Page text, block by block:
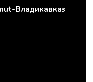
Владикавказ